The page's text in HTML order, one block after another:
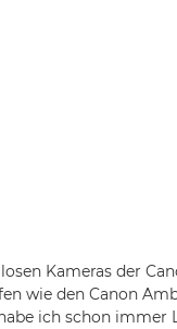
Kameras der
wie den Canon
ich schon immer